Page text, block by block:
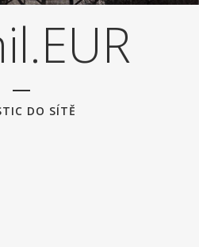
il.EUR
DO SÍTĚ